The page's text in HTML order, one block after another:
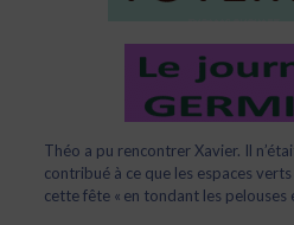
Théo a pu rencontrer Xavier. Il
contribué à ce que les espaces
cette fête « en tondant les pelouses